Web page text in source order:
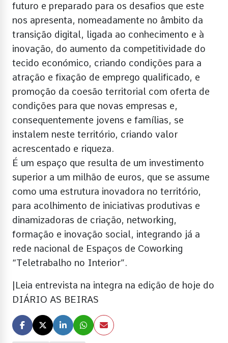
futuro e preparado para os desafios que este
nos apresenta, nomeadamente no âmbito da
transição digital, ligada ao conhecimento e à
inovação, do aumento da competitividade do
tecido económico, criando condições para a
atração e fixação de emprego qualificado, e
promoção da coesão territorial com oferta de
condições para que novas empresas e,
consequentemente jovens e famílias, se
instalem neste território, criando valor
acrescentado e riqueza.
É um espaço que resulta de um investimento
superior a um milhão de euros, que se assume
como uma estrutura inovadora no território,
para acolhimento de iniciativas produtivas e
dinamizadoras de criação, networking,
formação e inovação social, integrando já a
rede nacional de Espaços de Coworking
“Teletrabalho no Interior”.
|Leia entrevista na integra na edição de hoje do
DIÁRIO AS BEIRAS